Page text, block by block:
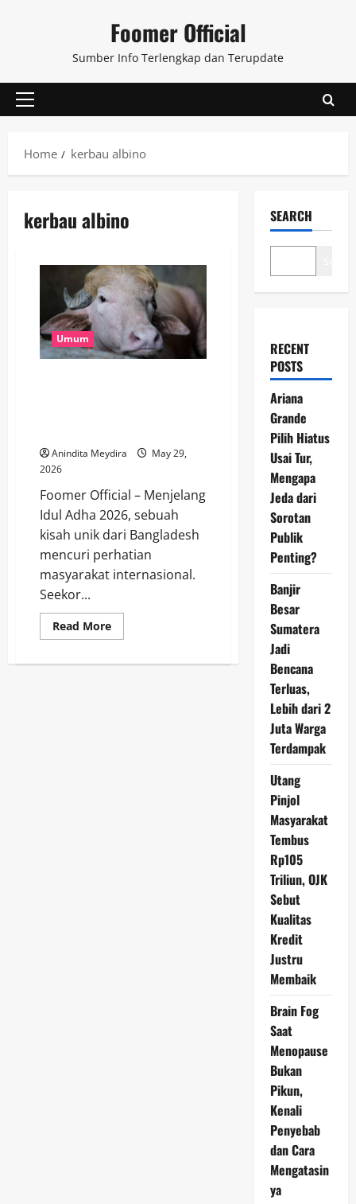
Foomer Official
Sumber Info Terlengkap dan Terupdate
Primary
Home
kerbau albino
kerbau albino
Umum
Anindita Meydira
May 29,
2026
Foomer Official – Menjelang
Idul Adha 2026, sebuah
kisah unik dari Bangladesh
mencuri perhatian
masyarakat internasional.
Seekor...
Read MoreRead
more
Albino
SEARCH
RECENT
POSTS
Ariana
Grande
Pilih Hiatus
Usai Tur,
Mengapa
Jeda dari
Sorotan
Publik
Penting?
Banjir
Besar
Sumatera
Jadi
Bencana
Terluas,
Lebih dari 2
Juta Warga
Terdampak
Utang
Pinjol
Masyarakat
Tembus
Rp105
Triliun, OJK
Sebut
Kualitas
Kredit
Justru
Membaik
Brain Fog
Saat
Menopause
Bukan
Pikun,
Kenali
Penyebab
dan Cara
Mengatasin
ya